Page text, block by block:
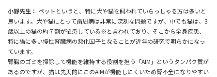
小野先生： ペットというと、特に犬や猫を飼われていらっしゃる方は多いと
思います。犬や猫にとって歯周病は非常に深刻な問題ですが、中でも猫は、3
歳以上の猫の約７割が罹患している※と言われており、そこから全身疾患、
特に猫に多い慢性腎臓病の悪化因子となることが近年の研究で明らかになっ
ています。
腎臓のゴミを掃除して機能を維持する役割を担う「AIM」というタンパク質が
あるのですが、猫は先天的にこのAIMが機能しにくいため腎不全になりやすい